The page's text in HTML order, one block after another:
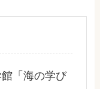
「海の学び